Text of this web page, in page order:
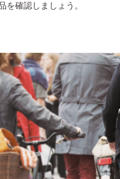
を確認しましょう。